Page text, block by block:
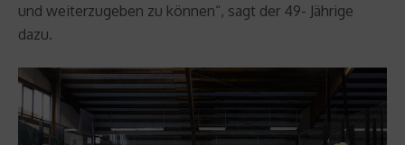
und weiterzugeben zu können“, sagt der 49- Jährige
dazu.